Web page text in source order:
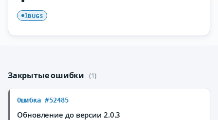
1BUGS
Закрытые ошибки (1)
Ошибка #52485
Обновление до версии 2.0.3